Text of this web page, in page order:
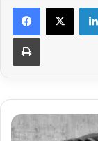
Facebook
X
Imprimir
Projeto
de